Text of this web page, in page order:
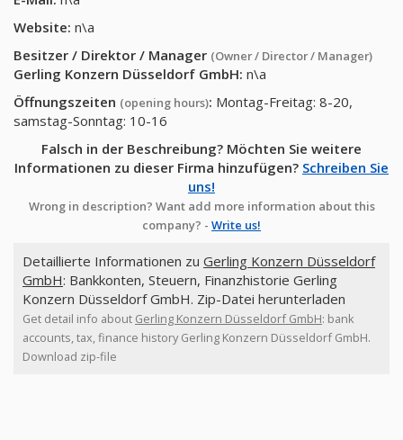
Website: n\a
Besitzer / Direktor / Manager (Owner / Director / Manager)
Gerling Konzern Düsseldorf GmbH: n\a
Öffnungszeiten (opening hours): Montag-Freitag: 8-20,
samstag-Sonntag: 10-16
Falsch in der Beschreibung? Möchten Sie weitere
Informationen zu dieser Firma hinzufügen? Schreiben Sie
uns!
Wrong in description? Want add more information about this
company? - Write us!
Detaillierte Informationen zu Gerling Konzern Düsseldorf
GmbH: Bankkonten, Steuern, Finanzhistorie Gerling
Konzern Düsseldorf GmbH. Zip-Datei herunterladen
Get detail info about Gerling Konzern Düsseldorf GmbH: bank
accounts, tax, finance history Gerling Konzern Düsseldorf GmbH.
Download zip-file